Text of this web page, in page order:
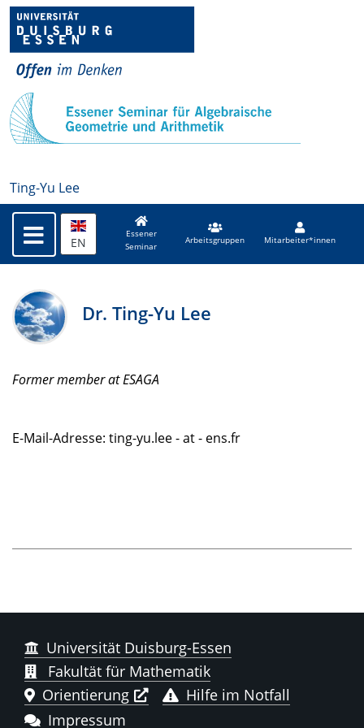
Ting-Yu Lee
EN
Essener
Seminar
Arbeitsgruppen Mitarbeiter*innen
Dr. Ting-Yu Lee
Former member at ESAGA
E-Mail-Adresse: ting-yu.lee - at - ens.fr
Universität Duisburg-Essen
Fakultät für Mathematik
Orientierung
Hilfe im Notfall
Impressum